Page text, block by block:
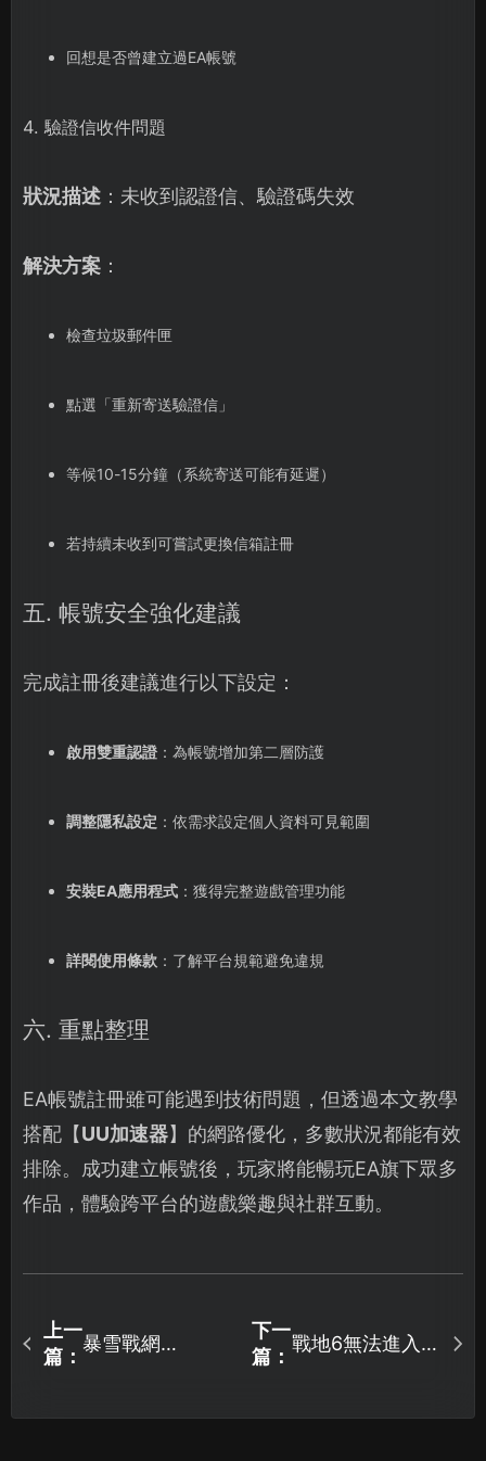
回想是否曾建立過EA帳號
4. 驗證信收件問題
狀況描述 ：未收到認證信、驗證碼失效
解決方案 ：
檢查垃圾郵件匣
點選「重新寄送驗證信」
等候10-15分鐘（系統寄送可能有延遲）
若持續未收到可嘗試更換信箱註冊
五. 帳號安全強化建議
完成註冊後建議進行以下設定：
啟用雙重認證：為帳號增加第二層防護
調整隱私設定 ：依需求設定個人資料可見範圍
安裝EA應用程式：獲得完整遊戲管理功能
詳閱使用條款：了解平台規範避免違規
六. 重點整理
EA帳號註冊雖可能遇到技術問題，但透過本文教學
搭配【UU加速器】的網路優化，多數狀況都能有效
排除。成功建立帳號後，玩家將能暢玩EA旗下眾多
作品，體驗跨平台的遊戲樂趣與社群互動。
上一
篇：
暴雪戰網
公開！
下一
篇：
戰地6無法進入